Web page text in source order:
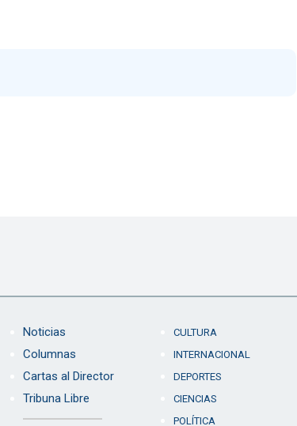
Noticias
Columnas
Cartas al Director
Tribuna Libre
CULTURA
INTERNACIONAL
DEPORTES
CIENCIAS
POLÍTICA